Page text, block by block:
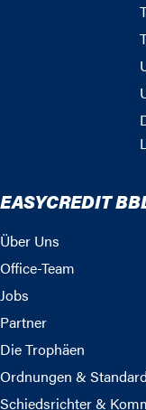
EASYCREDIT
Über Uns
Office-Team
Jobs
Partner
Die Trophäen
Ordnungen &
Schiedsrichter &